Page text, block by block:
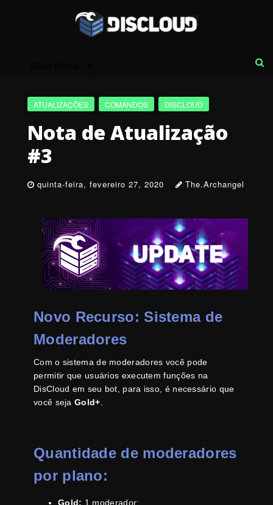
ATUALIZAÇÕES COMANDOS DISCLOUD
Nota de Atualização
#3
quinta-feira, fevereiro 27, 2020 The.Archangel
Novo Recurso: Sistema de
Moderadores
Com o sistema de moderadores você pode
permitir que usuários executem funções na
DisCloud em seu bot, para isso, é necessário que
você seja Gold+.
Quantidade de moderadores
por plano:
Gold: 1 moderador;